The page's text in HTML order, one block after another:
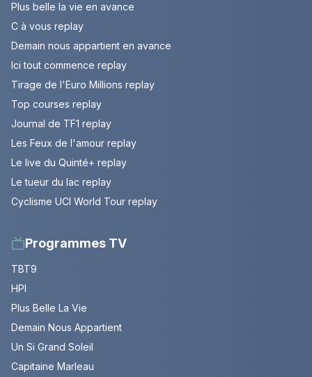
Plus belle la vie en avance
C à vous replay
Demain nous appartient en avance
Ici tout commence replay
Tirage de l'Euro Millions replay
Top courses replay
Journal de TF1 replay
Les Feux de l'amour replay
Le live du Quinté+ replay
Le tueur du lac replay
Cyclisme UCI World Tour replay
Programmes TV
TBT9
HPI
Plus Belle La Vie
Demain Nous Appartient
Un Si Grand Soleil
Capitaine Marleau